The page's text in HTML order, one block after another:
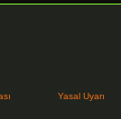
Yasal Uyarı